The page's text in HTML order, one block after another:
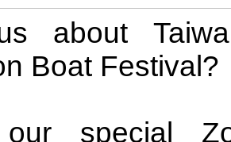
about
Boat Festival?
special